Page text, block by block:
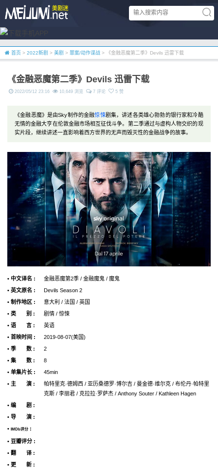
首页 > 2022新剧 > 美剧 > 罪案/动作谍战 > 《金融恶魔第二季》Devils 迅雷下载
《金融恶魔第二季》Devils 迅雷下载
2022/05/12 23:16 10,649 浏览 7 评论 5 赞
《金融恶魔》是由Sky制作的金融惊悚剧集，讲述各类雄心勃勃的银行家和冷酷
无情的金融大亨在伦敦金融市场相互征伐斗争。第二季通过与虚构人物交织的现
实片段，继续讲述一直影响着西方世界的无声而毁灭性的金融战争的故事。
• 中文译名 :
金融恶魔第2季 / 金融魔鬼 / 魔鬼
• 英文原名 :
Devils Season 2
• 制作地区 :
意大利 / 法国 / 英国
• 类 别 :
剧情 / 惊悚
• 语 言 :
英语
• 首映时间 :
2019-08-07(美国)
• 季 数 :
2
• 集 数 :
8
• 单集片长 :
45min
• 主 演 :
帕特里克·德姆西 / 亚历桑德罗·博尔吉 / 曼金德·维尔克 / 布伦丹·帕特里
克斯 / 李丽君 / 克拉拉·罗萨杰 / Anthony Souter / Kathleen Hagen
• 编 剧 :
• 导 演 :
•
IMDb评分 :
• 豆瓣评分 :
• 翻 译 :
• 更 新 :